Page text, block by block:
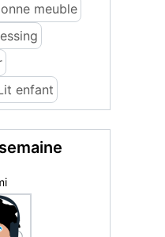
meuble
enfant
H.